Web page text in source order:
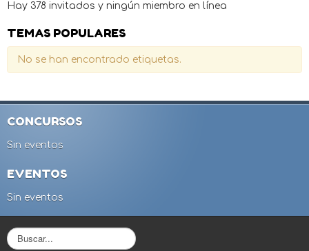
Hay 378 invitados y ningún miembro en línea
TEMAS POPULARES
No se han encontrado etiquetas.
CONCURSOS
Sin eventos
EVENTOS
Sin eventos
B
u